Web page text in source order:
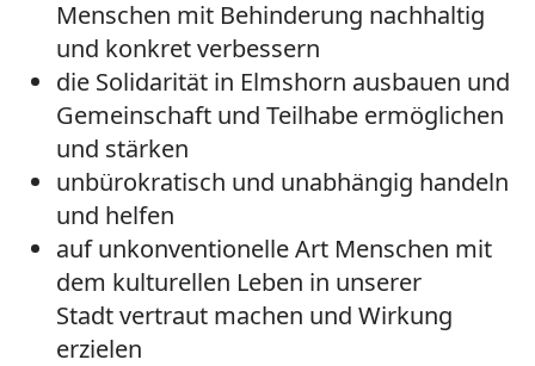
Menschen mit Behinderung nachhaltig
und konkret verbessern
die Solidarität in Elmshorn ausbauen und
Gemeinschaft und Teilhabe ermöglichen
und stärken
unbürokratisch und unabhängig handeln
und helfen
auf unkonventionelle Art Menschen mit
dem kulturellen Leben in unserer
Stadt vertraut machen und Wirkung
erzielen